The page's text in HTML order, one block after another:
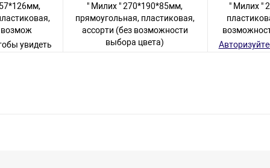
возмож
увидеть
" Милих " 270*190*85мм,
прямоугольная, пластиковая,
ассорти (без возможности
выбора цвета)
" Милих "